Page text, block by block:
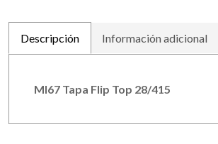
Descripción Información adicional
MI67 Tapa Flip Top 28/415